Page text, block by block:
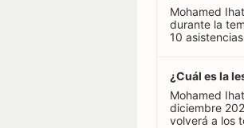
Mohamed
durante la
10
¿Cuál es la
Mohamed
diciembre
volverá a los